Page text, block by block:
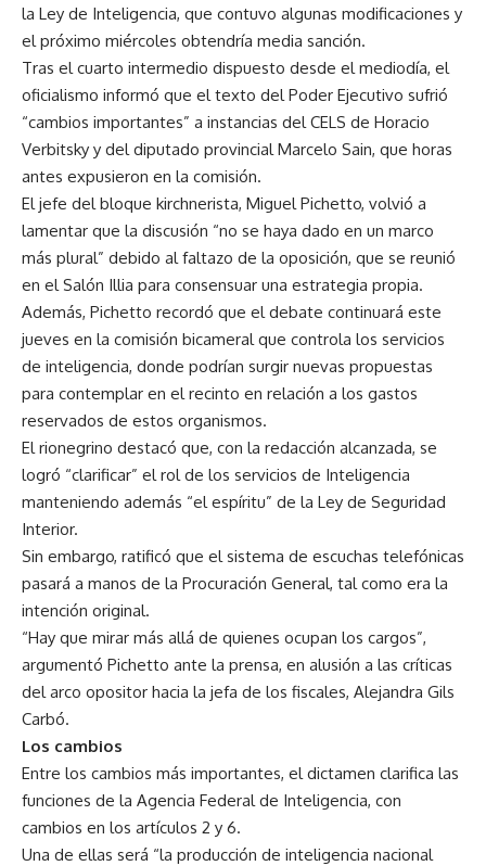
la Ley de Inteligencia, que contuvo algunas modificaciones y
el próximo miércoles obtendría media sanción.
Tras el cuarto intermedio dispuesto desde el mediodía, el
oficialismo informó que el texto del Poder Ejecutivo sufrió
“cambios importantes” a instancias del CELS de Horacio
Verbitsky y del diputado provincial Marcelo Sain, que horas
antes expusieron en la comisión.
El jefe del bloque kirchnerista, Miguel Pichetto, volvió a
lamentar que la discusión “no se haya dado en un marco
más plural” debido al faltazo de la oposición, que se reunió
en el Salón Illia para consensuar una estrategia propia.
Además, Pichetto recordó que el debate continuará este
jueves en la comisión bicameral que controla los servicios
de inteligencia, donde podrían surgir nuevas propuestas
para contemplar en el recinto en relación a los gastos
reservados de estos organismos.
El rionegrino destacó que, con la redacción alcanzada, se
logró “clarificar” el rol de los servicios de Inteligencia
manteniendo además “el espíritu” de la Ley de Seguridad
Interior.
Sin embargo, ratificó que el sistema de escuchas telefónicas
pasará a manos de la Procuración General, tal como era la
intención original.
“Hay que mirar más allá de quienes ocupan los cargos”,
argumentó Pichetto ante la prensa, en alusión a las críticas
del arco opositor hacia la jefa de los fiscales, Alejandra Gils
Carbó.
Los cambios
Entre los cambios más importantes, el dictamen clarifica las
funciones de la Agencia Federal de Inteligencia, con
cambios en los artículos 2 y 6.
Una de ellas será “la producción de inteligencia nacional